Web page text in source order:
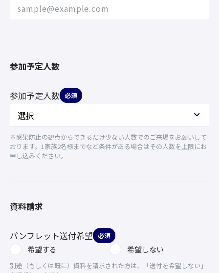
参加予定人数
参加予定人数 必須
※感染防止の観点からできるだけ少ない人数でのご来場をお願いして
おります。1家族2名様までなど条件がある場合はその人数を上限にお
申し込みください。
資料請求
パンフレット送付希望 必須
希望する 希望しない
別途（もしくは既に）資料を請求された方は、「送付を希望しない」